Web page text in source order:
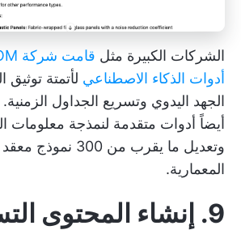
الشركات الكبيرة مثل
أدوات الذكاء الاصطناعي لأتمتة
الجهد اليدوي وتسريع الجداول
أيضاً أدوات متقدمة لنمذجة معلومات
وتعديل ما يقرب من
المعمارية.
9. إنشاء المحتوى التسويقي